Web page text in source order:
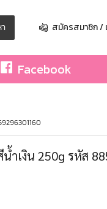
สมัครสมาชิก /
Facebook
ำเงิน 250g รหัส